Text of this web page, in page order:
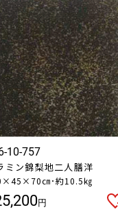
10-757
ミン錦梨地二人膳洋
㎝･約10.5㎏
円